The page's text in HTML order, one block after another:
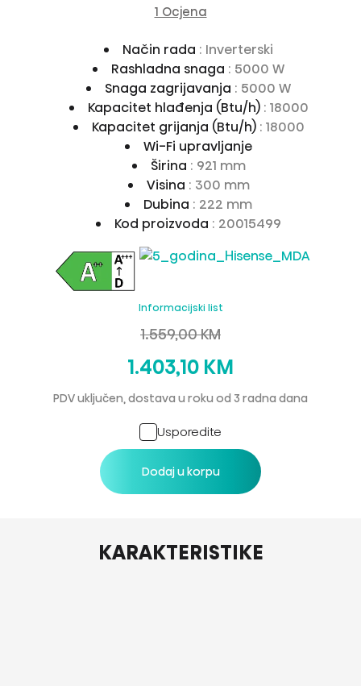
1 Ocjena
Način rada : Inverterski
Rashladna snaga : 5000 W
Snaga zagrijavanja : 5000 W
Kapacitet hlađenja (Btu/h) : 18000
Kapacitet grijanja (Btu/h) : 18000
Wi-Fi upravljanje
Širina : 921 mm
Visina : 300 mm
Dubina : 222 mm
Kod proizvoda : 20015499
Informacijski list
1.559,00 KM
1.403,10 KM
PDV uključen, dostava u roku od 3 radna dana
Usporedite
Dodaj u korpu
KARAKTERISTIKE